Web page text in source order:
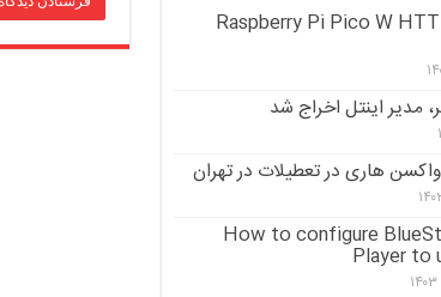
Raspberry Pi Pico W
مدیر اینتل اخراج شد
واکسن هاری در تعطیلات در تهران
How to configure
Player to